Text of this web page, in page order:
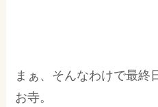
まぁ、そんなわけで最終
お寺。